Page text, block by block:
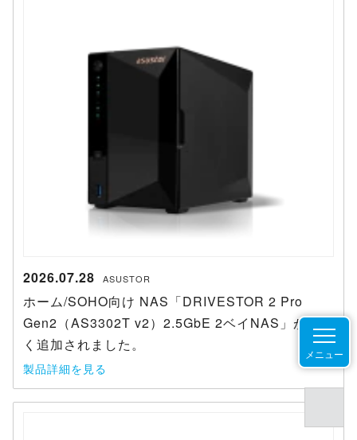
メニュー
2026.07.28 ASUSTOR
ホーム/SOHO向け NAS「DRIVESTOR 2 Pro
Gen2（AS3302T v2）2.5GbE 2ベイNAS」が新し
く追加されました。
製品詳細を見る